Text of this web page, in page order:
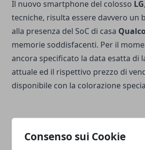
Consenso sui Cookie
Il nuovo smartphone del colosso LG
tecniche, risulta essere davvero un
alla presenza del SoC di casa
memorie soddisfacenti. Per il
ancora specificato la data esatta di
attuale ed il rispettivo prezzo di
disponibile con la colorazione